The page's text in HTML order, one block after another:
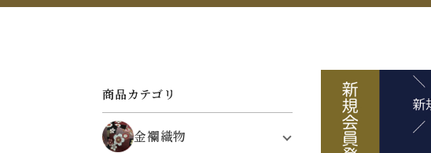
商品カテゴリ
金襴織物